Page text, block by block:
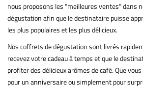
nous proposons les "meilleures ventes" dans
dégustation afin que le destinataire puisse
les plus populaires et les plus délicieux.
Nos coffrets de dégustation sont livrés
recevez votre cadeau à temps et que le
profiter des délicieux arômes de café. Que
pour un anniversaire ou simplement pour